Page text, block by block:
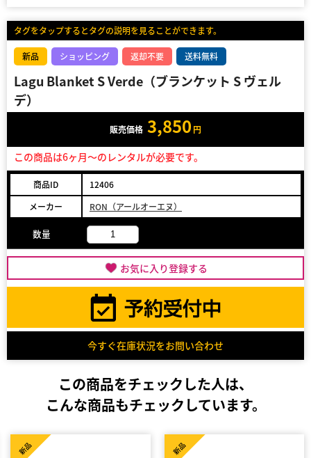
タグをタップするとタグの説明を見ることができます。
新品 ショッピング 返却不要 送料無料
Lagu Blanket S Verde（ブランケット S ヴェル
デ）
販売価格 3,850 円
この商品は6ヶ月～のレンタルが必要です。
商品ID
12406
メーカー
RON（アールオーエヌ）
数量
お気に入り登録する
今すぐ在庫状況をお問い合わせ
この商品をチェックした人は、
こんな商品もチェックしています。
新品 新品